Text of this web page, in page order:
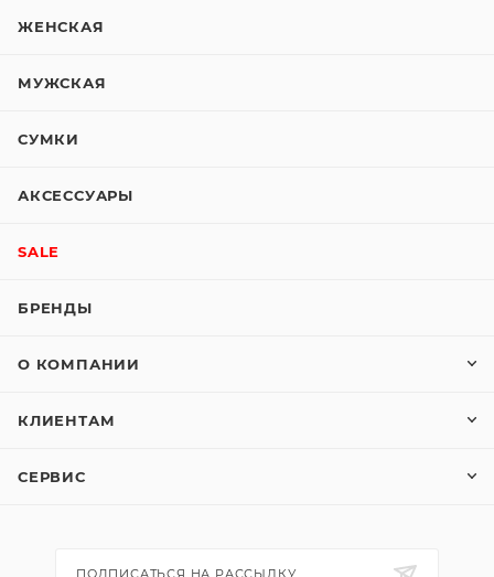
ЖЕНСКАЯ
МУЖСКАЯ
СУМКИ
АКСЕССУАРЫ
SALE
БРЕНДЫ
О КОМПАНИИ
КЛИЕНТАМ
СЕРВИС
ПОДПИСАТЬСЯ НА РАССЫЛКУ